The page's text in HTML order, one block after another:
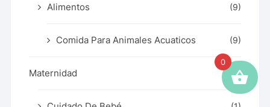
Alimentos (9)
Comida Para Animales Acuaticos (9)
Maternidad (10)
0